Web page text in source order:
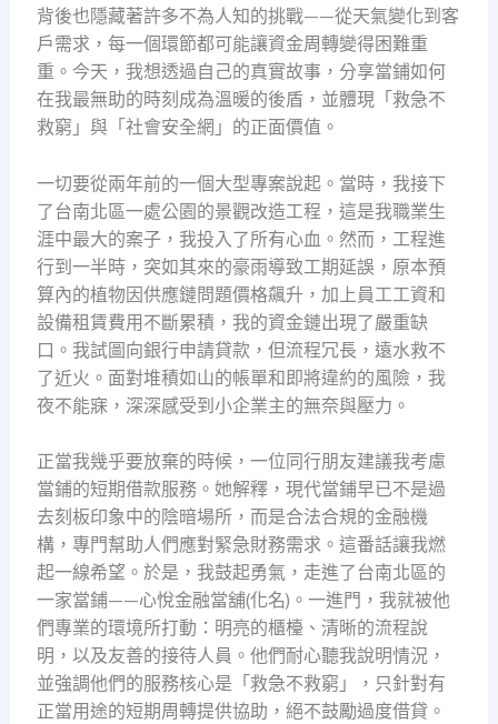
背後也隱藏著許多不為人知的挑戰——從天氣變化到客
戶需求，每一個環節都可能讓資金周轉變得困難重
重。今天，我想透過自己的真實故事，分享當鋪如何
在我最無助的時刻成為溫暖的後盾，並體現「救急不
救窮」與「社會安全網」的正面價值。
一切要從兩年前的一個大型專案說起。當時，我接下
了台南北區一處公園的景觀改造工程，這是我職業生
涯中最大的案子，我投入了所有心血。然而，工程進
行到一半時，突如其來的豪雨導致工期延誤，原本預
算內的植物因供應鏈問題價格飆升，加上員工工資和
設備租賃費用不斷累積，我的資金鏈出現了嚴重缺
口。我試圖向銀行申請貸款，但流程冗長，遠水救不
了近火。面對堆積如山的帳單和即將違約的風險，我
夜不能寐，深深感受到小企業主的無奈與壓力。
正當我幾乎要放棄的時候，一位同行朋友建議我考慮
當鋪的短期借款服務。她解釋，現代當鋪早已不是過
去刻板印象中的陰暗場所，而是合法合規的金融機
構，專門幫助人們應對緊急財務需求。這番話讓我燃
起一線希望。於是，我鼓起勇氣，走進了台南北區的
一家當鋪——心悅金融當舖(化名)。一進門，我就被他
們專業的環境所打動：明亮的櫃檯、清晰的流程說
明，以及友善的接待人員。他們耐心聽我說明情況，
並強調他們的服務核心是「救急不救窮」，只針對有
正當用途的短期周轉提供協助，絕不鼓勵過度借貸。